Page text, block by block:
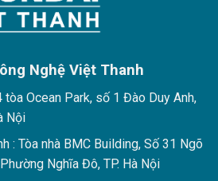
Nghệ Việt Thanh
tòa Ocean Park, số 1 Đào Duy Anh,
Nội
: Tòa nhà BMC Building, Số 31 Ngõ
Nghĩa Đô, TP. Hà Nội